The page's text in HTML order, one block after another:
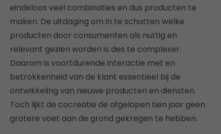
eindeloos veel combinaties en dus producten te
maken. De uitdaging om in te schatten welke
producten door consumenten als nuttig en
relevant gezien worden is des te complexer.
Daarom is voortdurende interactie met en
betrokkenheid van de klant essentieel bij de
ontwikkeling van nieuwe producten en diensten.
Toch lijkt de cocreatie de afgelopen tien jaar geen
grotere voet aan de grond gekregen te hebben.